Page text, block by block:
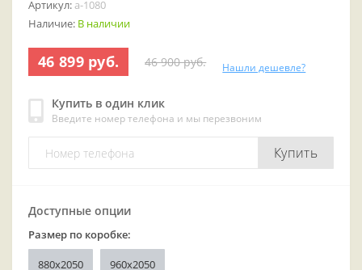
Артикул: a-1080
Наличие: В наличии
46 899 руб. 46 900 руб. Нашли дешевле?
Купить в один клик
Введите номер телефона и мы перезвоним
Купить
Доступные опции
Размер по коробке:
880x2050 960x2050